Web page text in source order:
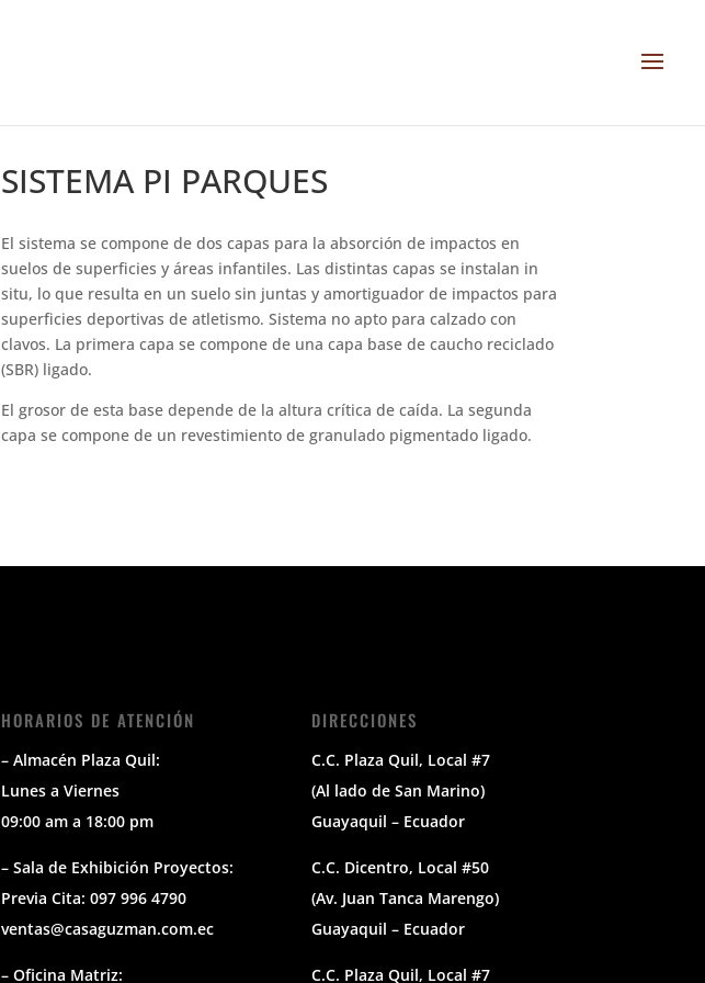
SISTEMA PI PARQUES
El sistema se compone de dos capas para la absorción de impactos en
suelos de superficies y áreas infantiles. Las distintas capas se instalan in
situ, lo que resulta en un suelo sin juntas y amortiguador de impactos para
superficies deportivas de atletismo. Sistema no apto para calzado con
clavos. La primera capa se compone de una capa base de caucho reciclado
(SBR) ligado.
El grosor de esta base depende de la altura crítica de caída. La segunda
capa se compone de un revestimiento de granulado pigmentado ligado.
HORARIOS DE ATENCIÓN
– Almacén Plaza Quil:
Lunes a Viernes
09:00 am a 18:00 pm
– Sala de Exhibición Proyectos:
Previa Cita: 097 996 4790
ventas@casaguzman.com.ec
– Oficina Matriz:
DIRECCIONES
C.C. Plaza Quil, Local #7
(Al lado de San Marino)
Guayaquil – Ecuador
C.C. Dicentro, Local #50
(Av. Juan Tanca Marengo)
Guayaquil – Ecuador
C.C. Plaza Quil, Local #7